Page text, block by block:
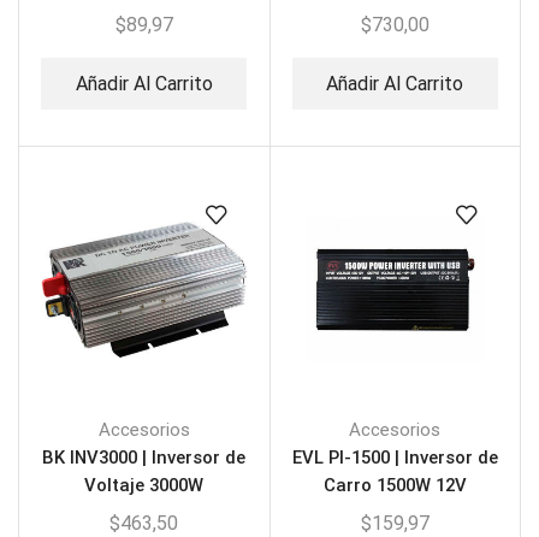
$89,97
Añadir Al Carrito
$730,00
Añadir Al Carrito
Accesorios
BK INV3000 | Inversor de
Voltaje 3000W
$463,50
Accesorios
EVL PI-1500 | Inversor de
Carro 1500W 12V
$159,97